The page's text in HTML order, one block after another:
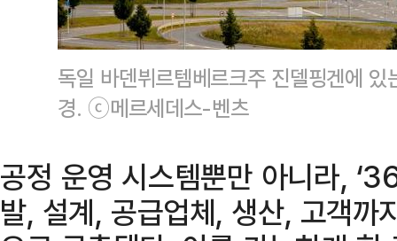
독일 바덴뷔르템베르크주 진델핑겐에
경. ⓒ메르세데스-벤츠
공정 운영 시스템뿐만 아니라,
발, 설계, 공급업체, 생산, 고객까